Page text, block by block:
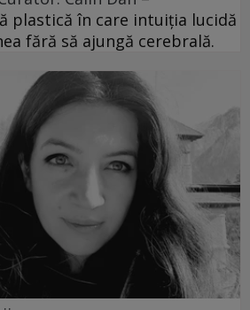
plastică în care intuiția lucidă
fără să ajungă cerebrală.